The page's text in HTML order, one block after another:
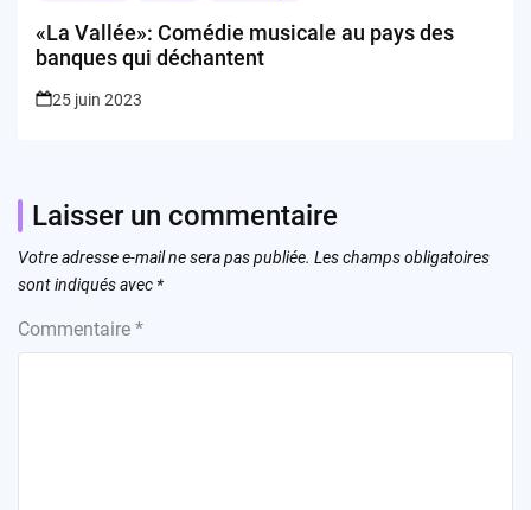
«La Vallée»: Comédie musicale au pays des
banques qui déchantent
25 juin 2023
Laisser un commentaire
Votre adresse e-mail ne sera pas publiée. Les champs obligatoires
sont indiqués avec *
Commentaire *